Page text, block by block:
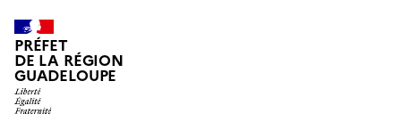
PRÉFET
DE LA RÉGION
GUADELOUPE